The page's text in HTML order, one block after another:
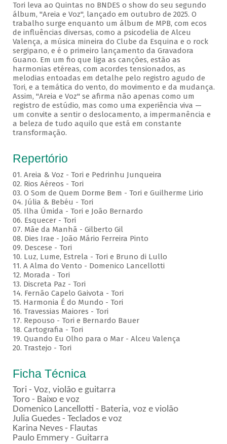
Tori leva ao Quintas no BNDES o show do seu segundo
álbum, "Areia e Voz", lançado em outubro de 2025. O
trabalho surge enquanto um álbum de MPB, com ecos
de influências diversas, como a psicodelia de Alceu
Valença, a música mineira do Clube da Esquina e o rock
sergipano, e é o primeiro lançamento da Gravadora
Guano. Em um fio que liga as canções, estão as
harmonias etéreas, com acordes tensionados, as
melodias entoadas em detalhe pelo registro agudo de
Tori, e a temática do vento, do movimento e da mudança.
Assim, "Areia e Voz" se afirma não apenas como um
registro de estúdio, mas como uma experiência viva —
um convite a sentir o deslocamento, a impermanência e
a beleza de tudo aquilo que está em constante
transformação.
Repertório
01. Areia & Voz - Tori e Pedrinhu Junqueira
02. ⁠Rios Aéreos - Tori
03. O Som de Quem Dorme Bem - Tori e Guilherme Lirio
04. Júlia & Bebéu - Tori
05. Ilha Úmida - Tori e João Bernardo
06. Esquecer - Tori
07. Mãe da Manhã - Gilberto Gil
08. Dies Irae - João Mário Ferreira Pinto
09. Descese - Tori
10. Luz, Lume, Estrela - Tori e Bruno di Lullo
11. A Alma do Vento - Domenico Lancellotti
12. Morada - Tori
13. Discreta Paz - Tori
14. Fernão Capelo Gaivota - Tori
15. Harmonia É do Mundo - Tori
16. Travessias Maiores - Tori
17. Repouso - Tori e Bernardo Bauer
⁠18. Cartografia - Tori
19. Quando Eu Olho para o Mar - Alceu Valença
20. Trastejo - Tori
Ficha Técnica
Tori - Voz, violão e guitarra
Toro - Baixo e voz
Domenico Lancellotti - Bateria, voz e violão
Julia Guedes - Teclados e voz
Karina Neves - Flautas
Paulo Emmery - Guitarra